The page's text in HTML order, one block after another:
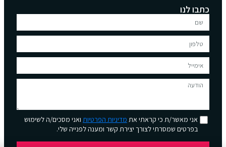
כתבו לנו
אני מאשר/ת כי קראתי את מדיניות הפרטיות ואני מסכים/ה לשימוש
בפרטים שמסרתי לצורך יצירת קשר ומענה לפנייה שלי.